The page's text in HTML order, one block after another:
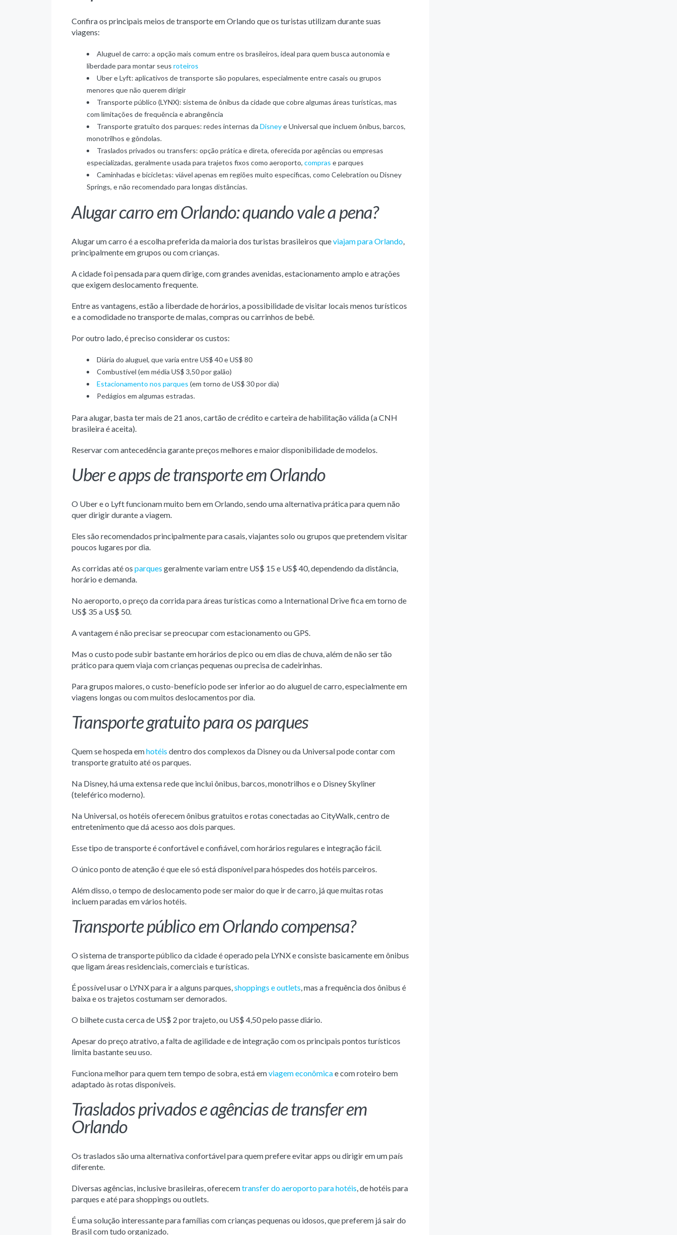
Confira os principais meios de transporte em Orlando que os turistas utilizam durante suas
viagens:
Aluguel de carro: a opção mais comum entre os brasileiros, ideal para quem busca autonomia e
liberdade para montar seus roteiros
Uber e Lyft: aplicativos de transporte são populares, especialmente entre casais ou grupos
menores que não querem dirigir
Transporte público (LYNX): sistema de ônibus da cidade que cobre algumas áreas turísticas, mas
com limitações de frequência e abrangência
Transporte gratuito dos parques: redes internas da Disneye Universal que incluem ônibus, barcos,
monotrilhos e gôndolas.
Traslados privados ou transfers: opção prática e direta, oferecida por agências ou empresas
especializadas, geralmente usada para trajetos fixos como aeroporto, compras e parques
Caminhadas e bicicletas: viável apenas em regiões muito específicas, como Celebration ou Disney
Springs, e não recomendado para longas distâncias.
Alugar carro em Orlando: quando vale a pena?
Alugar um carro é a escolha preferida da maioria dos turistas brasileiros queviajam para Orlando
principalmente em grupos ou com crianças.
A cidade foi pensada para quem dirige, com grandes avenidas, estacionamento amplo e atrações
que exigem deslocamento frequente.
Entre as vantagens, estão a liberdade de horários, a possibilidade de visitar locais menos turísticos
e a comodidade no transporte de malas, compras ou carrinhos de bebê.
Por outro lado, é preciso considerar os custos:
Diária do aluguel, que varia entre US$ 40 e US$ 80
Combustível (em média US$ 3,50 por galão)
Estacionamento nos parques (em torno de US$ 30 por dia)
Pedágios em algumas estradas.
Para alugar, basta ter mais de 21 anos, cartão de crédito e carteira de habilitação válida (a CNH
brasileira é aceita).
Reservar com antecedência garante preços melhores e maior disponibilidade de modelos.
Uber e apps de transporte em Orlando
O Uber e o Lyft funcionam muito bem em Orlando, sendo uma alternativa prática para quem não
quer dirigir durante a viagem.
Eles são recomendados principalmente para casais, viajantes solo ou grupos que pretendem visitar
poucos lugares por dia.
As corridas até os parques geralmente variam entre US$ 15 e US$ 40, dependendo da distância,
horário e demanda.
No aeroporto, o preço da corrida para áreas turísticas como a International Drive fica em torno de
US$ 35 a US$ 50.
A vantagem é não precisar se preocupar com estacionamento ou GPS.
Mas o custo pode subir bastante em horários de pico ou em dias de chuva, além de não ser tão
prático para quem viaja com crianças pequenas ou precisa de cadeirinhas.
Para grupos maiores, o custo-benefício pode ser inferior ao do aluguel de carro, especialmente em
viagens longas ou com muitos deslocamentos por dia.
Transporte gratuito para os parques
Quem se hospeda emhotéis dentro dos complexos da Disney ou da Universal pode contar com
transporte gratuito até os parques.
Na Disney, há uma extensa rede que inclui ônibus, barcos, monotrilhos e o Disney Skyliner
(teleférico moderno).
Na Universal, os hotéis oferecem ônibus gratuitos e rotas conectadas ao CityWalk, centro de
entretenimento que dá acesso aos dois parques.
Esse tipo de transporte é confortável e confiável, com horários regulares e integração fácil.
O único ponto de atenção é que ele só está disponível para hóspedes dos hotéis parceiros.
Além disso, o tempo de deslocamento pode ser maior do que ir de carro, já que muitas rotas
incluem paradas em vários hotéis.
Transporte público em Orlando compensa?
O sistema de transporte público da cidade é operado pela LYNX e consiste basicamente em ônibus
que ligam áreas residenciais, comerciais e turísticas.
É possível usar o LYNX para ir a alguns parques, shoppings e outlets , mas a frequência dos ônibus é
baixa e os trajetos costumam ser demorados.
O bilhete custa cerca de US$ 2 por trajeto, ou US$ 4,50 pelo passe diário.
Apesar do preço atrativo, a falta de agilidade e de integração com os principais pontos turísticos
limita bastante seu uso.
Funciona melhor para quem tem tempo de sobra, está emviagem econômicae com roteiro bem
adaptado às rotas disponíveis.
Traslados privados e agências de transfer em
Orlando
Os traslados são uma alternativa confortável para quem prefere evitar apps ou dirigir em um país
diferente.
Diversas agências, inclusive brasileiras, oferecemtransfer do aeroporto para hotéis , de hotéis para
parques e até para shoppings ou outlets.
É uma solução interessante para famílias com crianças pequenas ou idosos, que preferem já sair do
Brasil com tudo organizado.